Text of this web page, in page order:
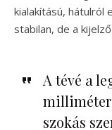
kialakítású, hátulról
stabilan, de a
A tévé a
szokás